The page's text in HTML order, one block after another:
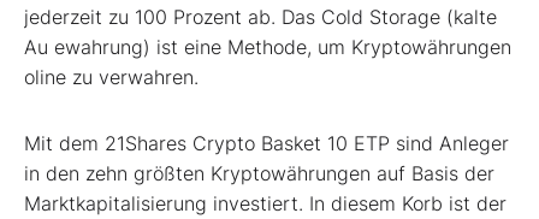
jederzeit zu 100 Prozent ab. Das Cold Storage (kalte
Au ewahrung) ist eine Methode, um Kryptowährungen
oline zu verwahren.
Mit dem 21Shares Crypto Basket 10 ETP sind Anleger
in den zehn größten Kryptowährungen auf Basis der
Marktkapitalisierung investiert. In diesem Korb ist der